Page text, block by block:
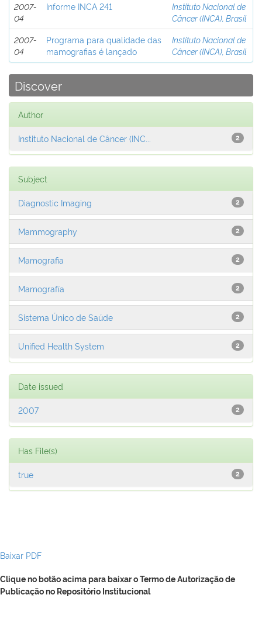
2007-
04
Informe INCA 241
Instituto Nacional de
Câncer (INCA), Brasil
2007-
04
Programa para qualidade das
mamografias é lançado
Instituto Nacional de
Câncer (INCA), Brasil
Discover
Author
2
Instituto Nacional de Câncer (INC...
Subject
2
Diagnostic Imaging
2
Mammography
2
Mamografia
2
Mamografía
2
Sistema Único de Saúde
2
Unified Health System
Date issued
2
2007
Has File(s)
2
true
Baixar PDF
Clique no botão acima para baixar o Termo de Autorização de
Publicação no Repositório Institucional